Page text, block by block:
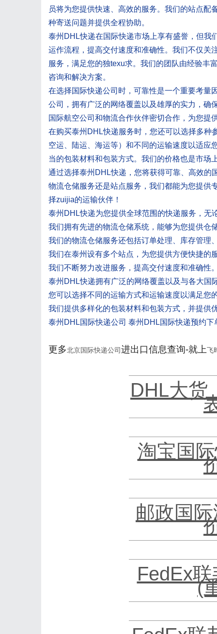
员将为您提供快速、高效的服务。我们的站点
种寄送问题并提供全程协助。
泰州DHL快递在国际快递市场上享有盛誉，但我
运作流程，提高交付速度和准确性。我们不仅关
服务，满足您的独texu求。我们的团队由经验丰
咨询和解决方案。
在选择国际快递公司时，可靠性是一个重要考
公司，拥有广泛的网络覆盖以及雄厚的实力，确
国际航空公司和物流合作伙伴密切合作，为您提
在购买泰州DHL快递服务时，您还可以选择多种
空运、陆运、海运等）和不同的运输速度以适应
当的包装材料和包装方式。我们的价格也是市场
通过选择泰州DHL快递，您将获得可靠、高效的
物流仓储服务还是站点服务，我们都能为您提供
择zuijia的运输伙伴！
泰州DHL快递为您提供全球范围的快递服务，无
我们拥有先进的物流仓储系统，能够为您提供仓
我们的物流仓储服务还包括订单处理、库存管理
我们在泰州设有多个站点，为您提供方便快捷的
我们不断努力改进服务，提高交付速度和准确性
泰州DHL快递拥有广泛的网络覆盖以及与各大国
您可以选择不同的运输方式和运输速度以满足您
我们提供多样化的包装材料和包装方式，并提供
泰州DHL国际快递公司 泰州DHL国际快递预约下
更多北京国际快递公司进出口信息查询-就上飞
DHL大货
淘宝国
邮政国
FedEx
(